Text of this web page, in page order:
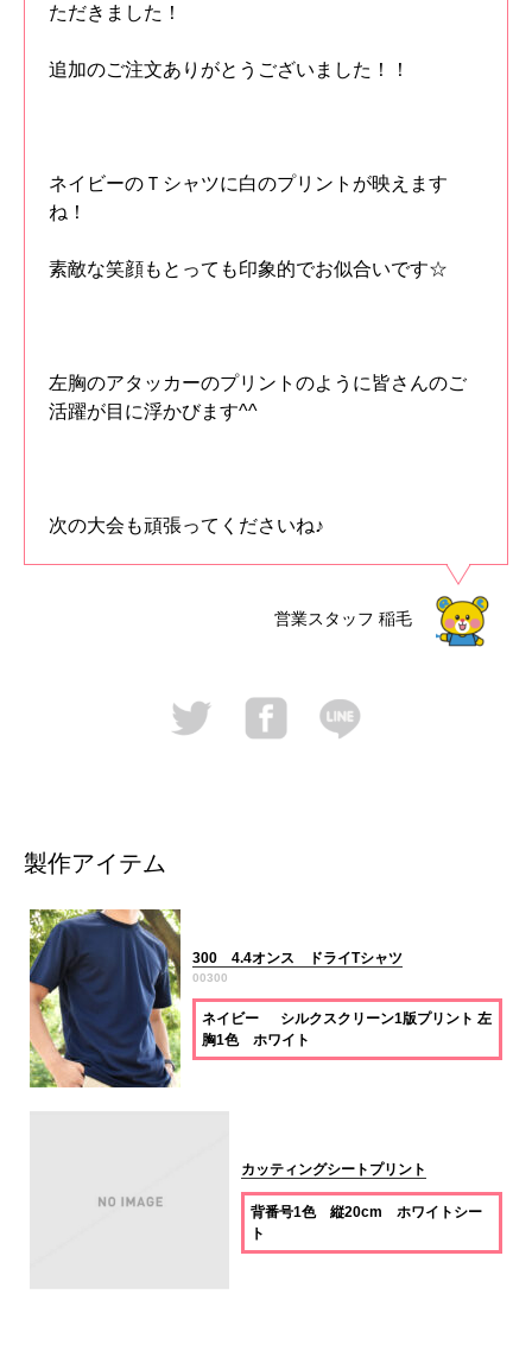
ただきました！
追加のご注文ありがとうございました！！
ネイビーのＴシャツに白のプリントが映えます
ね！
素敵な笑顔もとっても印象的でお似合いです☆
左胸のアタッカーのプリントのように皆さんのご
活躍が目に浮かびます^^
次の大会も頑張ってくださいね♪
営業スタッフ 稲毛
製作アイテム
300 4.4オンス ドライTシャツ
00300
ネイビー シルクスクリーン1版プリント 左
胸1色 ホワイト
カッティングシートプリント
背番号1色 縦20cm ホワイトシー
ト